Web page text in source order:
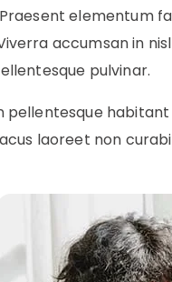
elementum
accumsan in
pulvinar.
laoreet non